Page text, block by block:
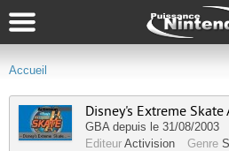
Accueil
Disney's Extreme Skate
GBAdepuis le 31/08/2003
Editeur Activision Genre